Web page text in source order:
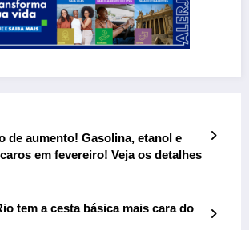
de aumento! Gasolina, etanol e
em fevereiro! Veja os detalhes
tem a cesta básica mais cara do